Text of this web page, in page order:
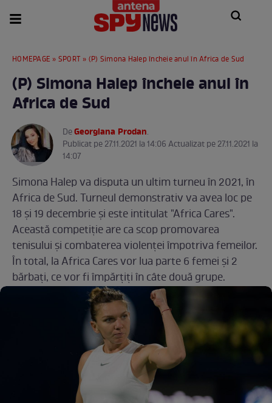
HOMEPAGE » SPORT » (P) Simona Halep încheie anul în Africa de Sud
(P) Simona Halep încheie anul în
Africa de Sud
DeGeorgiana Prodan.
Publicat pe 27.11.2021 la 14:06 Actualizat pe 27.11.2021 la
14:07
Simona Halep va disputa un ultim turneu în 2021, în
Africa de Sud. Turneul demonstrativ va avea loc pe
18 și 19 decembrie și este intitulat "Africa Cares".
Această competiție are ca scop promovarea
tenisului și combaterea violenței împotriva femeilor.
În total, la Africa Cares vor lua parte 6 femei și 2
bărbați, ce vor fi împărțiți în câte două grupe.